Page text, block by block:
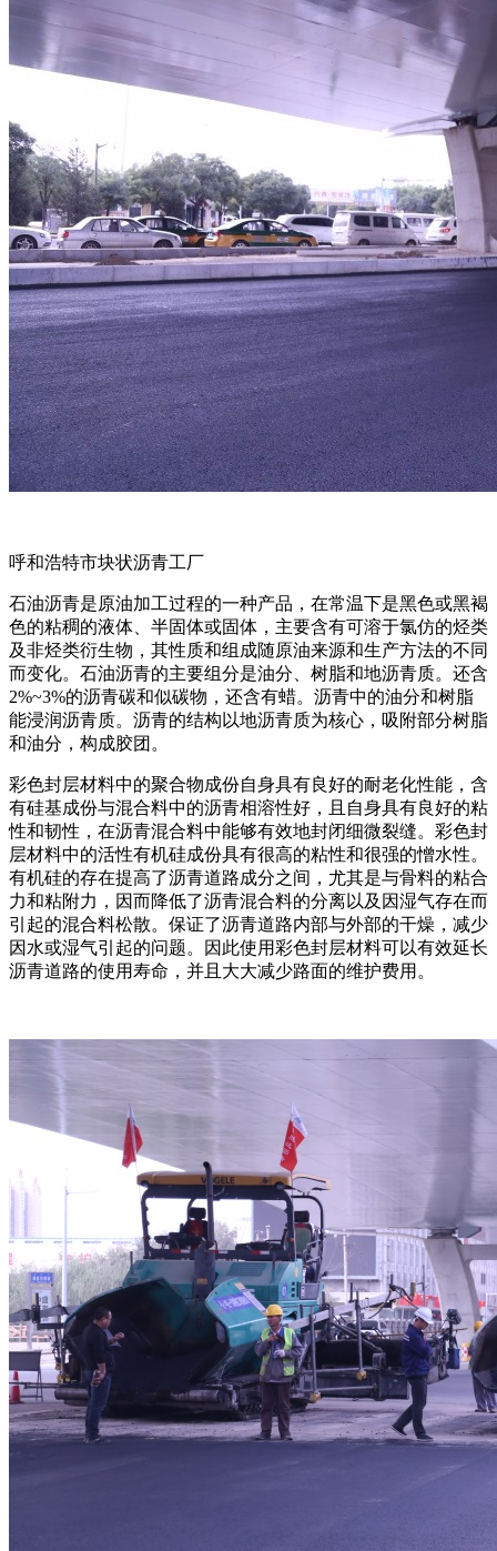
呼和浩特市块状沥青工厂
石油沥青是原油加工过程的一种产品，在常温下是黑色或黑褐
色的粘稠的液体、半固体或固体，主要含有可溶于氯仿的烃类
及非烃类衍生物，其性质和组成随原油来源和生产方法的不同
而变化。石油沥青的主要组分是油分、树脂和地沥青质。还含
2%~3%的沥青碳和似碳物，还含有蜡。沥青中的油分和树脂
能浸润沥青质。沥青的结构以地沥青质为核心，吸附部分树脂
和油分，构成胶团。
彩色封层材料中的聚合物成份自身具有良好的耐老化性能，含
有硅基成份与混合料中的沥青相溶性好，且自身具有良好的粘
性和韧性，在沥青混合料中能够有效地封闭细微裂缝。彩色封
层材料中的活性有机硅成份具有很高的粘性和很强的憎水性。
有机硅的存在提高了沥青道路成分之间，尤其是与骨料的粘合
力和粘附力，因而降低了沥青混合料的分离以及因湿气存在而
引起的混合料松散。保证了沥青道路内部与外部的干燥，减少
因水或湿气引起的问题。因此使用彩色封层材料可以有效延长
沥青道路的使用寿命，并且大大减少路面的维护费用。